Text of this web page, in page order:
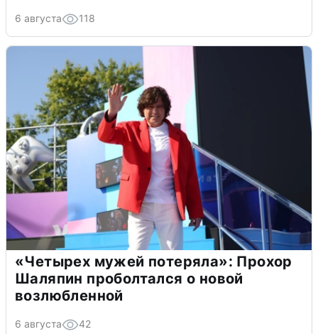
6 августа 118
«Четырех мужей потеряла»: Прохор
Шаляпин проболтался о новой
возлюбленной
6 августа 42